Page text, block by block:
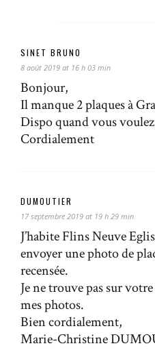
SINET BRUNO
8 août 2019 at 16 h 03 min
Bonjour,
Il manque 2 plaques à
Dispo quand vous voulez
Cordialement
DUMOUTIER
17 septembre 2019 at 19 h 29 min
J’habite Flins Neuve
envoyer une photo de
recensée.
Je ne trouve pas sur
mes photos.
Bien cordialement,
Marie-Christine